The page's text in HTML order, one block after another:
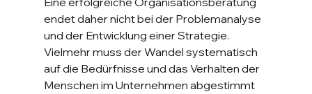
endet daher nicht bei der Problemanalyse
und der Entwicklung einer Strategie.
Vielmehr muss der Wandel systematisch
auf die Bedürfnisse und das Verhalten der
Menschen im Unternehmen abgestimmt